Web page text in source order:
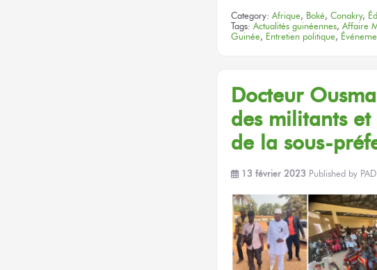
Category: Afrique, Boké, Conakry,
Tags: Actualités guinéennes, Affaire
Guinée, Entretien politique,
Docteur
des militants et
de la sous-
13 février 2023 Published by